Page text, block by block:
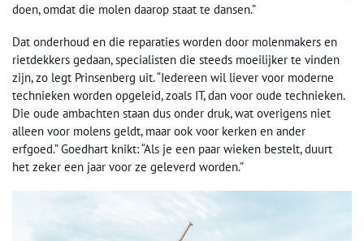
doen, omdat die molen daarop staat te dansen.”
Dat onderhoud en die reparaties worden door molenmakers en
rietdekkers gedaan, specialisten die steeds moeilijker te vinden
zijn, zo legt Prinsenberg uit. “Iedereen wil liever voor moderne
technieken worden opgeleid, zoals IT, dan voor oude technieken.
Die oude ambachten staan dus onder druk, wat overigens niet
alleen voor molens geldt, maar ook voor kerken en ander
erfgoed.” Goedhart knikt: “Als je een paar wieken bestelt, duurt
het zeker een jaar voor ze geleverd worden.”